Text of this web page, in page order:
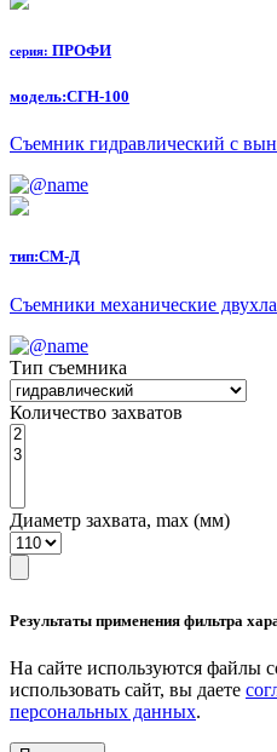
серия: ПРОФИ
модель:СГН-100
Съемник гидравлический с
тип:СМ-Д
Съемники механические
Тип съемника
Количество захватов
Диаметр захвата, max (мм)
Результаты применения фильтра
На сайте используются файлы
использовать сайт, вы даете
персональных данных.